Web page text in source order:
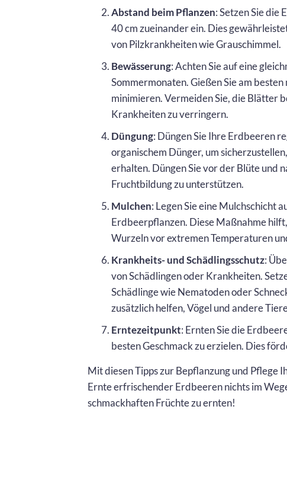
Abstand beim Pflanzen: Setzen Sie die
40 cm zueinander ein. Dies
von Pilzkrankheiten wie Grauschimmel.
Bewässerung: Achten Sie auf eine
Sommermonaten. Gießen Sie am
minimieren. Vermeiden Sie, die Blätter
Krankheiten zu verringern.
Düngung: Düngen Sie Ihre Erdbeeren
organischem Dünger, um
erhalten. Düngen Sie vor der Blüte und
Fruchtbildung zu unterstützen.
Mulchen: Legen Sie eine Mulchschicht
Erdbeerpflanzen. Diese Maßnahme
Wurzeln vor extremen Temperaturen
Krankheits- und Schädlingsschutz:
von Schädlingen oder Krankheiten.
Schädlinge wie Nematoden oder
zusätzlich helfen, Vögel und andere
Erntezeitpunkt: Ernten Sie die
besten Geschmack zu erzielen. Dies
Mit diesen Tipps zur Bepflanzung und
Ernte erfrischender Erdbeeren nichts im
schmackhaften Früchte zu ernten!